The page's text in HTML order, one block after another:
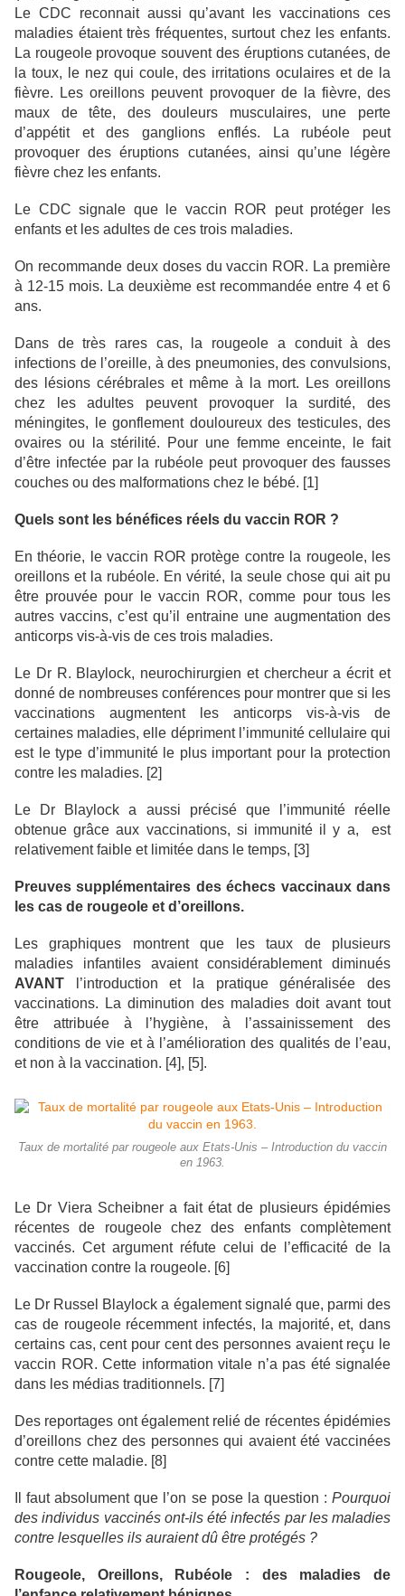
Le CDC reconnait aussi qu’avant les vaccinations ces
maladies étaient très fréquentes, surtout chez les enfants.
La rougeole provoque souvent des éruptions cutanées, de
la toux, le nez qui coule, des irritations oculaires et de la
fièvre. Les oreillons peuvent provoquer de la fièvre, des
maux de tête, des douleurs musculaires, une perte
d’appétit et des ganglions enflés. La rubéole peut
provoquer des éruptions cutanées, ainsi qu’une légère
fièvre chez les enfants.
Le CDC signale que le vaccin ROR peut protéger les
enfants et les adultes de ces trois maladies.
On recommande deux doses du vaccin ROR. La première
à 12-15 mois. La deuxième est recommandée entre 4 et 6
ans.
Dans de très rares cas, la rougeole a conduit à des
infections de l’oreille, à des pneumonies, des convulsions,
des lésions cérébrales et même à la mort. Les oreillons
chez les adultes peuvent provoquer la surdité, des
méningites, le gonflement douloureux des testicules, des
ovaires ou la stérilité. Pour une femme enceinte, le fait
d’être infectée par la rubéole peut provoquer des fausses
couches ou des malformations chez le bébé. [1]
Quels sont les bénéfices réels du vaccin ROR ?
En théorie, le vaccin ROR protège contre la rougeole, les
oreillons et la rubéole. En vérité, la seule chose qui ait pu
être prouvée pour le vaccin ROR, comme pour tous les
autres vaccins, c’est qu’il entraine une augmentation des
anticorps vis-à-vis de ces trois maladies.
Le Dr R. Blaylock, neurochirurgien et chercheur a écrit et
donné de nombreuses conférences pour montrer que si les
vaccinations augmentent les anticorps vis-à-vis de
certaines maladies, elle dépriment l’immunité cellulaire qui
est le type d’immunité le plus important pour la protection
contre les maladies. [2]
Le Dr Blaylock a aussi précisé que l’immunité réelle
obtenue grâce aux vaccinations, si immunité il y a, est
relativement faible et limitée dans le temps, [3]
Preuves supplémentaires des échecs vaccinaux dans
les cas de rougeole et d’oreillons.
Les graphiques montrent que les taux de plusieurs
maladies infantiles avaient considérablement diminués
AVANT l’introduction et la pratique généralisée des
vaccinations. La diminution des maladies doit avant tout
être attribuée à l’hygiène, à l’assainissement des
conditions de vie et à l’amélioration des qualités de l’eau,
et non à la vaccination. [4], [5].
Taux de mortalité par rougeole aux Etats-Unis – Introduction du vaccin
en 1963.
Le Dr Viera Scheibner a fait état de plusieurs épidémies
récentes de rougeole chez des enfants complètement
vaccinés. Cet argument réfute celui de l’efficacité de la
vaccination contre la rougeole. [6]
Le Dr Russel Blaylock a également signalé que, parmi des
cas de rougeole récemment infectés, la majorité, et, dans
certains cas, cent pour cent des personnes avaient reçu le
vaccin ROR. Cette information vitale n’a pas été signalée
dans les médias traditionnels. [7]
Des reportages ont également relié de récentes épidémies
d’oreillons chez des personnes qui avaient été vaccinées
contre cette maladie. [8]
Il faut absolument que l’on se pose la question : Pourquoi
des individus vaccinés ont-ils été infectés par les maladies
contre lesquelles ils auraient dû être protégés ?
Rougeole, Oreillons, Rubéole : des maladies de